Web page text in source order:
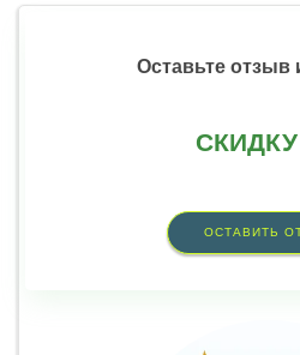
Оставьте отзыв
СКИДКУ
ОСТАВИТЬ